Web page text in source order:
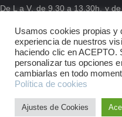
De L a V, de 9.30 a 13.30h. y
Usamos cookies propias y
experiencia de nuestros
haciendo clic en ACEPTO.
personalizar tus opciones
cambiarlas en todo
Política de cookies
Ajustes de Cookies